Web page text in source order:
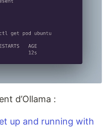
d’Ollama :
up and running with